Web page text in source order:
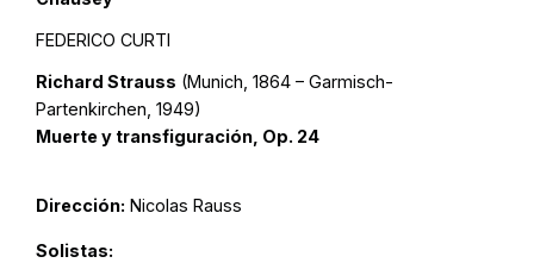
FEDERICO CURTI
Richard Strauss (Munich, 1864 – Garmisch-
Partenkirchen, 1949)
Muerte y transfiguración, Op. 24
Dirección: Nicolas Rauss
Solistas: